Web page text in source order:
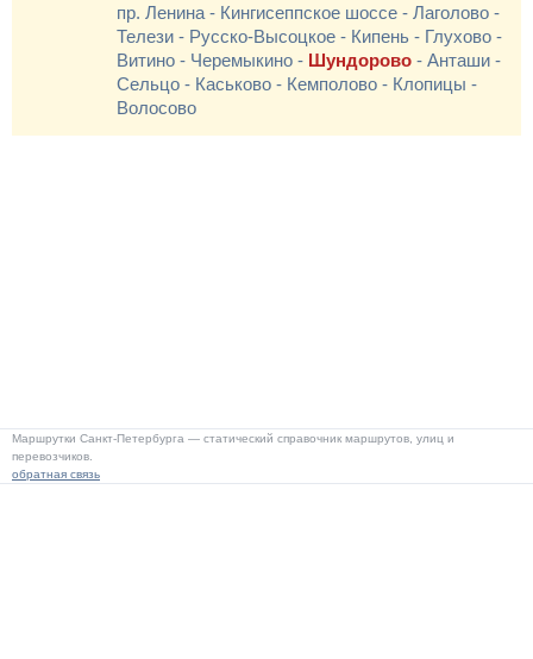
пр. Ленина - Кингисеппское шоссе - Лаголово -
Телези - Русско-Высоцкое - Кипень - Глухово -
Витино - Черемыкино - Шундорово - Анташи -
Сельцо - Каськово - Кемполово - Клопицы -
Волосово
Маршрутки Санкт-Петербурга — статический справочник маршрутов, улиц и
перевозчиков.
обратная связь